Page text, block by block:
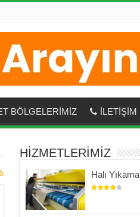
BÖLGELERİMİZ İLETİŞİM
HİZMETLERİMİZ
Halı Yıkama